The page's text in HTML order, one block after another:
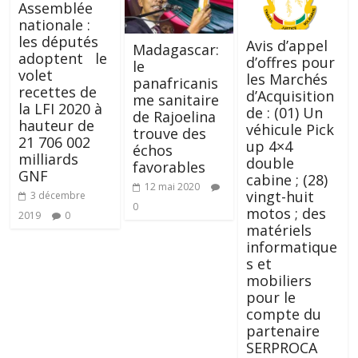
Assemblée
nationale :
les députés
adoptent le
volet
recettes de
la LFI 2020 à
hauteur de
21 706 002
milliards
GNF
3 décembre
2019
0
Madagascar:
le
panafricanis
me sanitaire
de Rajoelina
trouve des
échos
favorables
12 mai 2020
0
Avis d’appel
d’offres pour
les Marchés
d’Acquisition
de : (01) Un
véhicule Pick
up 4×4
double
cabine ; (28)
vingt-huit
motos ; des
matériels
informatique
s et
mobiliers
pour le
compte du
partenaire
SERPROCA